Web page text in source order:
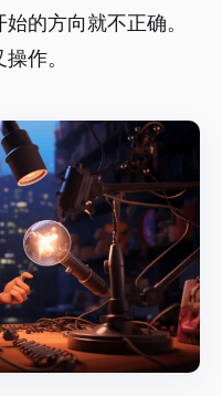
的方向就不正确。
作。